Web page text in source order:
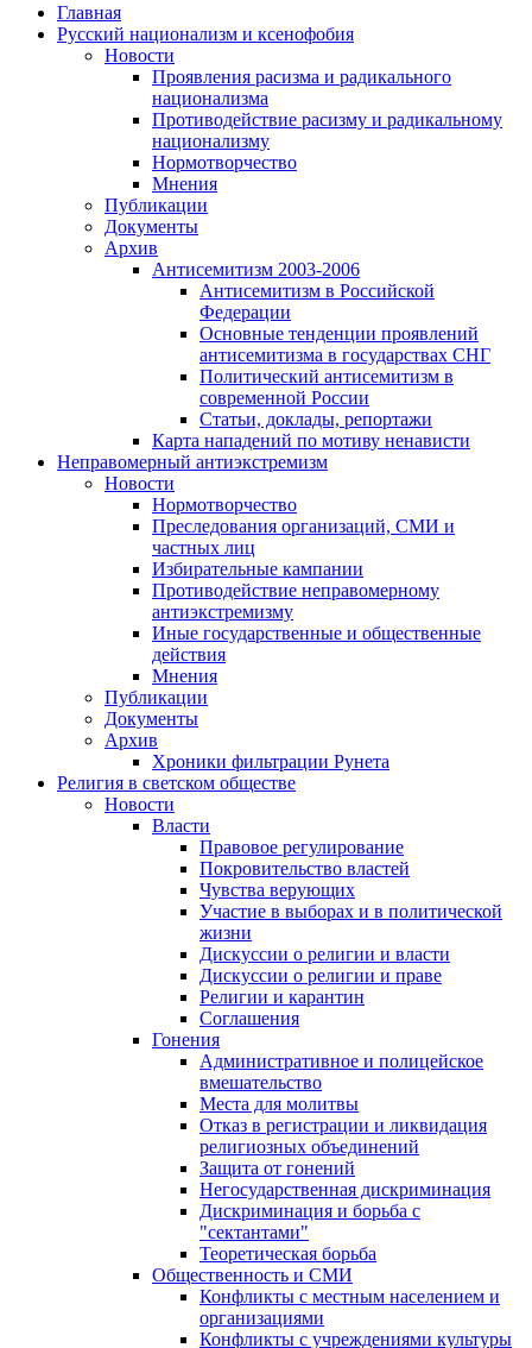
Главная
Русский национализм и ксенофобия
Новости
Проявления расизма и радикального
национализма
Противодействие расизму и радикальному
национализму
Нормотворчество
Мнения
Публикации
Документы
Архив
Антисемитизм 2003-2006
Антисемитизм в Российской
Федерации
Основные тенденции проявлений
антисемитизма в государствах СНГ
Политический антисемитизм в
современной России
Статьи, доклады, репортажи
Карта нападений по мотиву ненависти
Неправомерный антиэкстремизм
Новости
Нормотворчество
Преследования организаций, СМИ и
частных лиц
Избирательные кампании
Противодействие неправомерному
антиэкстремизму
Иные государственные и общественные
действия
Мнения
Публикации
Документы
Архив
Хроники фильтрации Рунета
Религия в светском обществе
Новости
Власти
Правовое регулирование
Покровительство властей
Чувства верующих
Участие в выборах и в политической
жизни
Дискуссии о религии и власти
Дискуссии о религии и праве
Религии и карантин
Соглашения
Гонения
Административное и полицейское
вмешательство
Места для молитвы
Отказ в регистрации и ликвидация
религиозных объединений
Защита от гонений
Негосударственная дискриминация
Дискриминация и борьба с
"сектантами"
Теоретическая борьба
Общественность и СМИ
Конфликты с местным населением и
организациями
Конфликты с учреждениями культуры